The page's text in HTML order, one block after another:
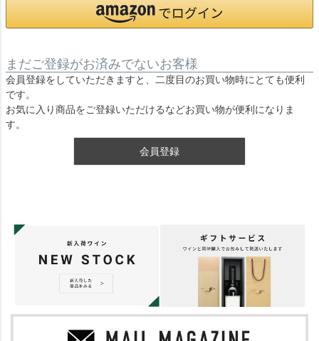
まだご登録がお済みでないお客様
会員登録をしていただきますと、二度目のお買い物時にとても便利
です。
お気に入り商品をご登録いただけるなどお買い物が便利になりま
す。
会員登録